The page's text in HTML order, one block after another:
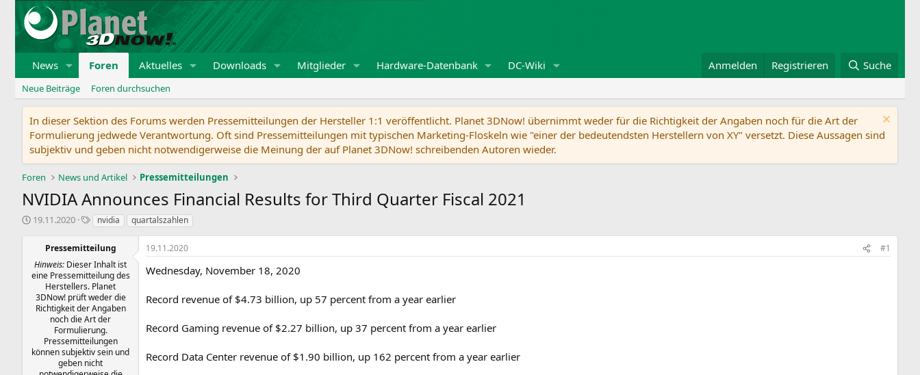
News Foren Aktuelles Downloads Mitglieder Hardware-Datenbank DC-Wiki Anmelden Registrieren Suche
Neue Beiträge Foren durchsuchen
In dieser Sektion des Forums werden Pressemitteilungen der Hersteller 1:1 veröffentlicht. Planet 3DNow! übernimmt weder für die Richtigkeit der Angaben noch für die Art der
Formulierung jedwede Verantwortung. Oft sind Pressemitteilungen mit typischen Marketing-Floskeln wie "einer der bedeutendsten Herstellern von XY" versetzt. Diese Aussagen sind
subjektiv und geben nicht notwendigerweise die Meinung der auf Planet 3DNow! schreibenden Autoren wieder.
Foren News und Artikel Pressemitteilungen
NVIDIA Announces Financial Results for Third Quarter Fiscal 2021
E
e
l
19.11.2020
S
h
a
g
w
o
r
t
e
nvidia quartalszahlen
Pressemitteilung
Hinweis: Dieser Inhalt ist
eine Pressemitteilung des
Herstellers. Planet
3DNow! prüft weder die
Richtigkeit der Angaben
noch die Art der
Formulierung.
Pressemitteilungen
können subjektiv sein und
geben nicht
19.11.2020 #1
Wednesday, November 18, 2020
Record revenue of $4.73 billion, up 57 percent from a year earlier
Record Gaming revenue of $2.27 billion, up 37 percent from a year earlier
Record Data Center revenue of $1.90 billion, up 162 percent from a year earlier